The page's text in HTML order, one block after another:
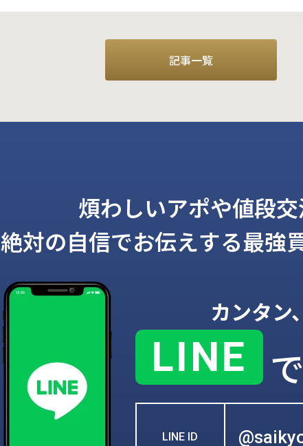
記事一覧
煩わしいアポや値段
絶対の自信でお伝えする最強
カンタン
LINE で
LINE ID